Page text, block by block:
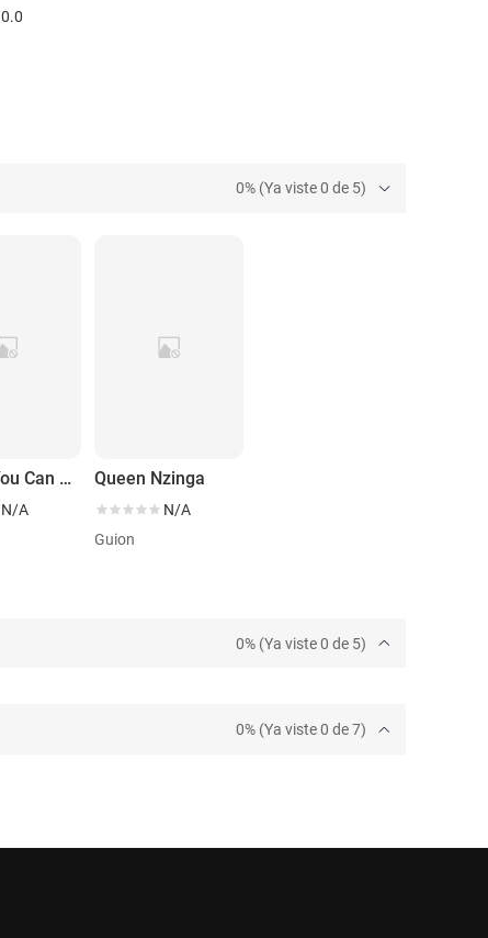
0.0
0% (Ya viste 0 de 5)
Things You Can Say to A Stranger
N/A
Queen Nzinga
N/A
Guion
0% (Ya viste 0 de 5)
0% (Ya viste 0 de 7)